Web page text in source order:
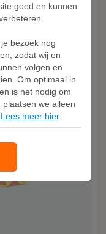
goed en kunnen
bezoek nog
zodat wij en
volgen en
Om optimaal in
is het nodig om
we alleen
Lees meer hier.